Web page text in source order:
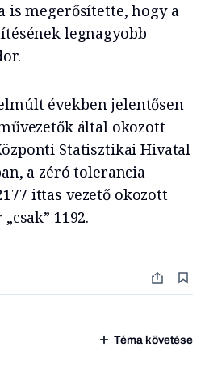
is megerősítette, hogy a
legnagyobb
években jelentősen
által okozott
Statisztikai Hivatal
a zéró tolerancia
ittas vezető okozott
1192.
Téma követése